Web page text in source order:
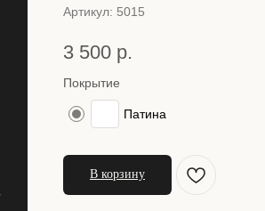
Артикул: 5015
3 500 р.
Покрытие
Патина
В корзину